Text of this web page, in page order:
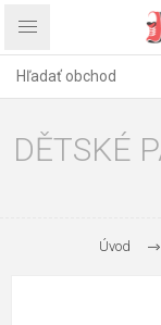
DĚTSKÉ
Úvod